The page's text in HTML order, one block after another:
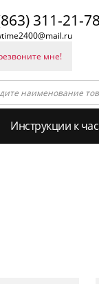
311-21-78
мне!
Инструкции к